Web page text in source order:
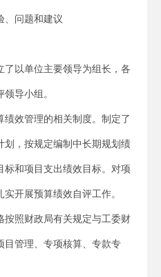
、问题和建议
了以单位主要领导为组长，各
导小组。
绩效管理的相关制度。制定了
划，按规定编制中长期规划绩
和项目支出绩效目标。对项
开展预算绩效自评工作。
按照财政局有关规定与工委财
目管理、专项核算、专款专